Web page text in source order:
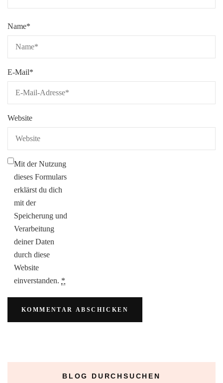
Name*
E-Mail*
Website
Mit der Nutzung
dieses Formulars
erklärst du dich
mit der
Speicherung und
Verarbeitung
deiner Daten
durch diese
Website
einverstanden. *
BLOG DURCHSUCHEN